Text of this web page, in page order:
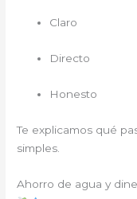
Claro
Directo
Honesto
Te explicamos qué
simples.
Ahorro de agua y